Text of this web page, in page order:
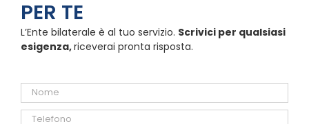
PER TE
L’Ente bilaterale è al tuo servizio. Scrivici per qualsiasi
esigenza,riceverai pronta risposta.